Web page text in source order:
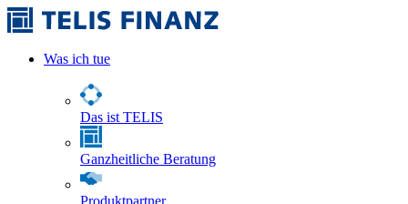
Was ich tue
Das ist TELIS
Ganzheitliche Beratung
Produktpartner